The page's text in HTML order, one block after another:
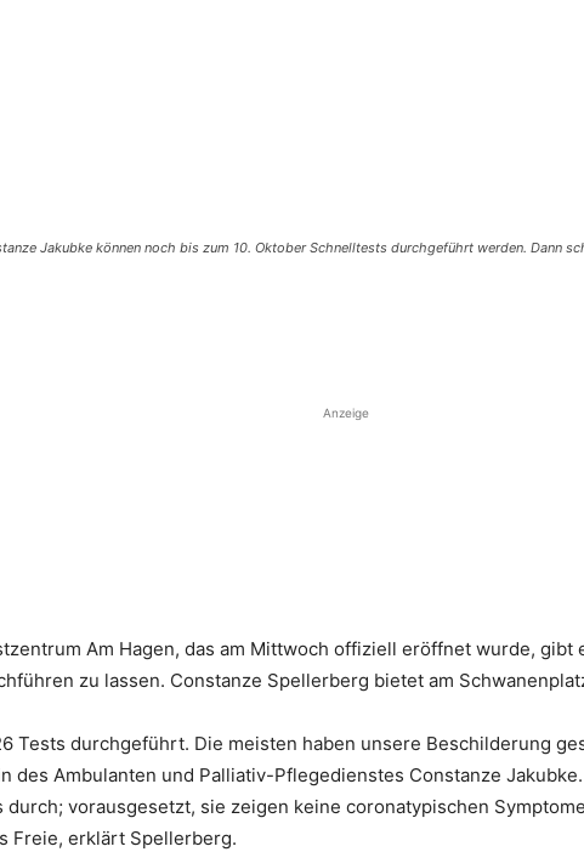
Jakubke können noch bis zum 10. Oktober Schnelltests durchgeführt werden. Dann
Anzeige
Am Hagen, das am Mittwoch offiziell eröffnet wurde,
zu lassen. Constanze Spellerberg bietet am
Tests durchgeführt. Die meisten haben unsere Beschilderung
des Ambulanten und Palliativ-Pflegedienstes Constanze
vorausgesetzt, sie zeigen keine coronatypischen
Freie, erklärt Spellerberg.